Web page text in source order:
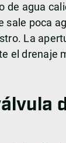
de agua
sale poca
La
el drenaje